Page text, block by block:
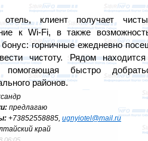
отель, клиент получает
к Wi-Fi, в также
горничные ежедневно
чистоту. Рядом находится
помогающая быстро
районов.
предлагаю
+73852558885, ugnyiotel@mail.ru
край